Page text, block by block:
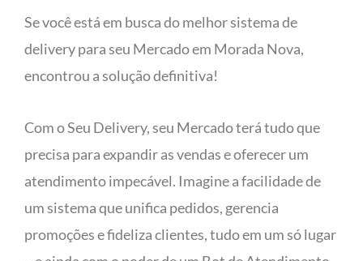
Se você está em busca do melhor sistema de
delivery para seu Mercado em Morada Nova,
encontrou a solução definitiva!
Com o Seu Delivery, seu Mercado terá tudo que
precisa para expandir as vendas e oferecer um
atendimento impecável. Imagine a facilidade de
um sistema que unifica pedidos, gerencia
promoções e fideliza clientes, tudo em um só lugar